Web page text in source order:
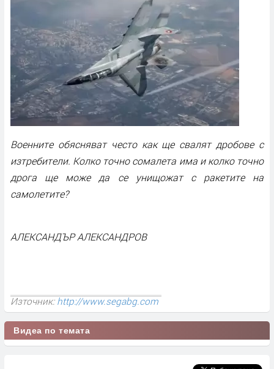
Военните обясняват често как ще свалят дробове с
изтребители. Колко точно сомалета има и колко точно
дрога ще може да се унищожат с ракетите на
самолетите?
АЛЕКСАНДЪР АЛЕКСАНДРОВ
Източник:http://www.segabg.com
Видеа по темата